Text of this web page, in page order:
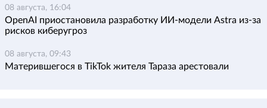
08 августа, 16:04
OpenAI приостановила разработку ИИ-модели Astra из-за
рисков киберугроз
08 августа, 09:43
Матерившегося в TikTok жителя Тараза арестовали